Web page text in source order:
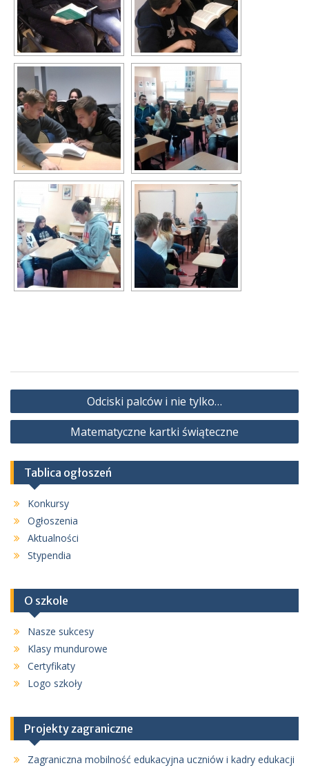
Nawigacja
wpisu
Odciski palców i nie tylko…
Matematyczne kartki świąteczne
Tablica ogłoszeń
Konkursy
Ogłoszenia
Aktualności
Stypendia
O szkole
Nasze sukcesy
Klasy mundurowe
Certyfikaty
Logo szkoły
Projekty zagraniczne
Zagraniczna mobilność edukacyjna uczniów i kadry edukacji